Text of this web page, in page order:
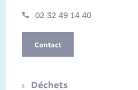
02 32 49 14 40
Contact
Déchets